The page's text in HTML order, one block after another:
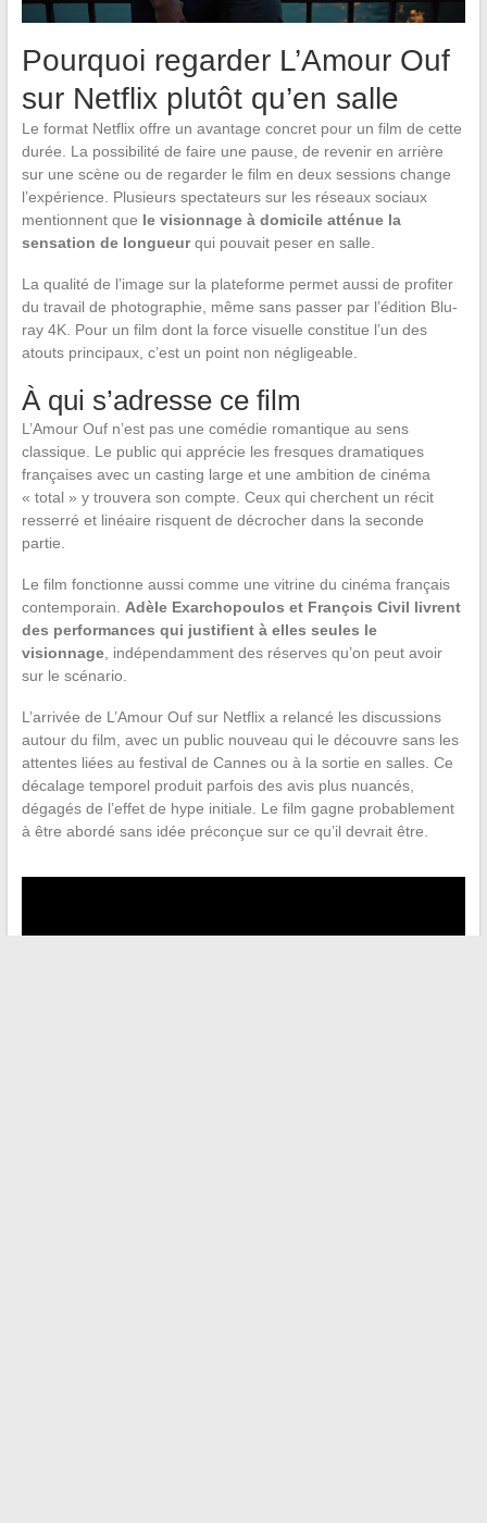
Pourquoi regarder L’Amour Ouf
sur Netflix plutôt qu’en salle
Le format Netflix offre un avantage concret pour un film de cette
durée. La possibilité de faire une pause, de revenir en arrière
sur une scène ou de regarder le film en deux sessions change
l’expérience. Plusieurs spectateurs sur les réseaux sociaux
mentionnent que le visionnage à domicile atténue la
sensation de longueurqui pouvait peser en salle.
La qualité de l’image sur la plateforme permet aussi de profiter
du travail de photographie, même sans passer par l’édition Blu-
ray 4K. Pour un film dont la force visuelle constitue l’un des
atouts principaux, c’est un point non négligeable.
À qui s’adresse ce film
L’Amour Ouf n’est pas une comédie romantique au sens
classique. Le public qui apprécie les fresques dramatiques
françaises avec un casting large et une ambition de cinéma
« total » y trouvera son compte. Ceux qui cherchent un récit
resserré et linéaire risquent de décrocher dans la seconde
partie.
Le film fonctionne aussi comme une vitrine du cinéma français
contemporain. Adèle Exarchopoulos et François Civil livrent
des performances qui justifient à elles seules le
visionnage, indépendamment des réserves qu’on peut avoir
sur le scénario.
L’arrivée de L’Amour Ouf sur Netflix a relancé les discussions
autour du film, avec un public nouveau qui le découvre sans les
attentes liées au festival de Cannes ou à la sortie en salles. Ce
décalage temporel produit parfois des avis plus nuancés,
dégagés de l’effet de hype initiale. Le film gagne probablement
à être abordé sans idée préconçue sur ce qu’il devrait être.